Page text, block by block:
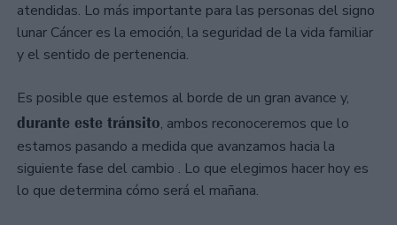
atendidas. Lo más importante para las personas del signo
lunar Cáncer es la emoción, la seguridad de la vida familiar
y el sentido de pertenencia.
Es posible que estemos al borde de un gran avance y,
durante este tránsito, ambos reconoceremos que lo
estamos pasando a medida que avanzamos hacia la
siguiente fase del cambio . Lo que elegimos hacer hoy es
lo que determina cómo será el mañana.